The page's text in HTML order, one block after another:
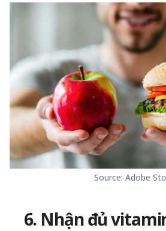
Source: Adobe
6. Nhận đủ